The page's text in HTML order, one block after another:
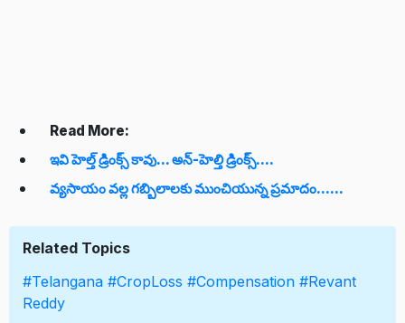
Read More:
ఇవి హెల్త్ డ్రింక్స్ కావు... అన్-హెల్తి డ్రింక్స్....
వ్యసాయం వల్ల గబ్బిలాలకు ముంచియున్న ప్రమాదం......
Related Topics
#Telangana #CropLoss #Compensation #Revant
Reddy